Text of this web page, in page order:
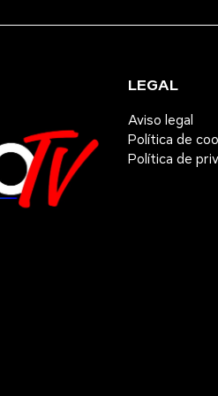
LEGAL
Aviso legal
Política de
Política de